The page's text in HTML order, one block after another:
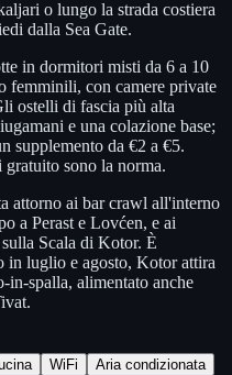
o lungo la strada costiera
dalla Sea Gate.
in dormitori misti da 6 a 10
femminili, con camere private
ostelli di fascia più alta
e una colazione base;
supplemento da €2 a €5.
sono la norma.
attorno ai bar crawl all'interno
a Perast e Lovćen, e ai
Scala di Kotor. È
in luglio e agosto, Kotor attira
spalla, alimentato anche
WiFi
Aria condizionata